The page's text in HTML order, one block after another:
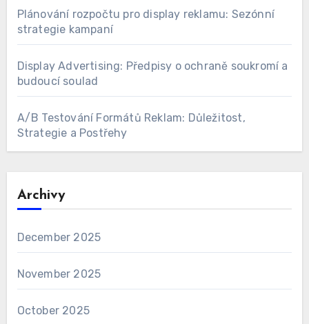
Plánování rozpočtu pro display reklamu: Sezónní
strategie kampaní
Display Advertising: Předpisy o ochraně soukromí a
budoucí soulad
A/B Testování Formátů Reklam: Důležitost,
Strategie a Postřehy
Archivy
December 2025
November 2025
October 2025